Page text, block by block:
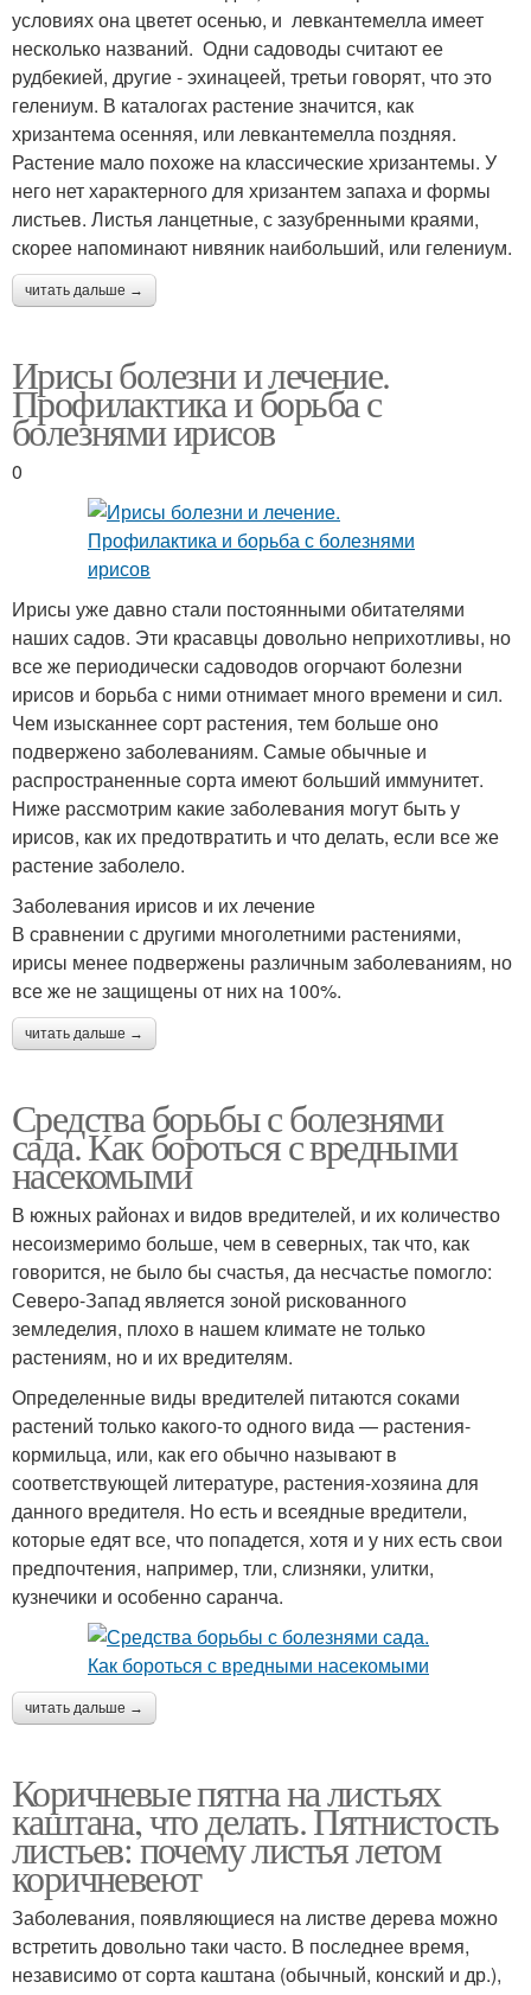
условиях она цветет осенью, и левкантемелла имеет
несколько названий. Одни садоводы считают ее
рудбекией, другие - эхинацеей, третьи говорят, что это
гелениум. В каталогах растение значится, как
хризантема осенняя, или левкантемелла поздняя.
Растение мало похоже на классические хризантемы. У
него нет характерного для хризантем запаха и формы
листьев. Листья ланцетные, с зазубренными краями,
скорее напоминают нивяник наибольший, или гелениум.
читать дальше →
Ирисы болезни и лечение.
Профилактика и борьба с
болезнями ирисов
0
Ирисы уже давно стали постоянными обитателями
наших садов. Эти красавцы довольно неприхотливы, но
все же периодически садоводов огорчают болезни
ирисов и борьба с ними отнимает много времени и сил.
Чем изысканнее сорт растения, тем больше оно
подвержено заболеваниям. Самые обычные и
распространенные сорта имеют больший иммунитет.
Ниже рассмотрим какие заболевания могут быть у
ирисов, как их предотвратить и что делать, если все же
растение заболело.
Заболевания ирисов и их лечение
В сравнении с другими многолетними растениями,
ирисы менее подвержены различным заболеваниям, но
все же не защищены от них на 100%.
читать дальше →
Средства борьбы с болезнями
сада. Как бороться с вредными
насекомыми
В южных районах и видов вредителей, и их количество
несоизмеримо больше, чем в северных, так что, как
говорится, не было бы счастья, да несчастье помогло:
Северо-Запад является зоной рискованного
земледелия, плохо в нашем климате не только
растениям, но и их вредителям.
Определенные виды вредителей питаются соками
растений только какого-то одного вида — растения-
кормильца, или, как его обычно называют в
соответствующей литературе, растения-хозяина для
данного вредителя. Но есть и всеядные вредители,
которые едят все, что попадется, хотя и у них есть свои
предпочтения, например, тли, слизняки, улитки,
кузнечики и особенно саранча.
читать дальше →
Коричневые пятна на листьях
каштана, что делать. Пятнистость
листьев: почему листья летом
коричневеют
Заболевания, появляющиеся на листве дерева можно
встретить довольно таки часто. В последнее время,
независимо от сорта каштана (обычный, конский и др.),